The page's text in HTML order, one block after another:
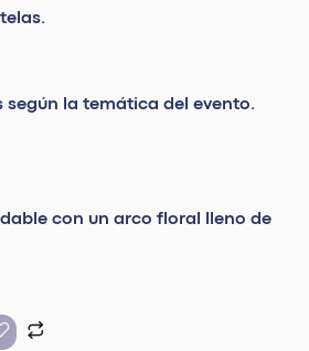
según la temática del evento.
con un arco floral lleno de